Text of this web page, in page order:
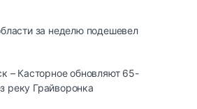
за неделю подешевел
– Касторное обновляют 65-
реку Грайворонка